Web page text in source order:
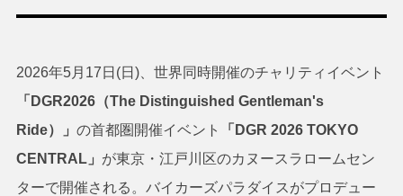
2026年5月17日(日)、世界同時開催のチャリティイベント
「DGR2026（The Distinguished Gentleman's
Ride）」 の首都圏開催イベント
「DGR 2026 TOKYO
CENTRAL」 が東京・江戸川区のカヌースラロームセン
ターで開催される。バイカーズパラダイスがプロデュー